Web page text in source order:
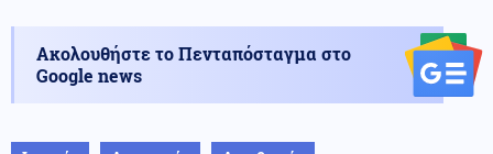
Ακολουθήστε το Πενταπόσταγμα στο
Google news